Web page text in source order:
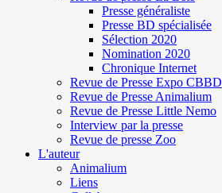
Presse généraliste
Presse BD spécialisée
Sélection 2020
Nomination 2020
Chronique Internet
Revue de Presse Expo CBBD
Revue de Presse Animalium
Revue de Presse Little Nemo
Interview par la presse
Revue de presse Zoo
L'auteur
Animalium
Liens